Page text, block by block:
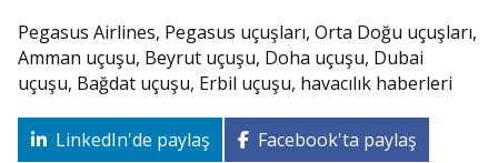
Pegasus Airlines, Pegasus uçuşları, Orta Doğu uçuşları,
Amman uçuşu, Beyrut uçuşu, Doha uçuşu, Dubai
uçuşu, Bağdat uçuşu, Erbil uçuşu, havacılık haberleri
LinkedIn'de paylaş Facebook'ta paylaş